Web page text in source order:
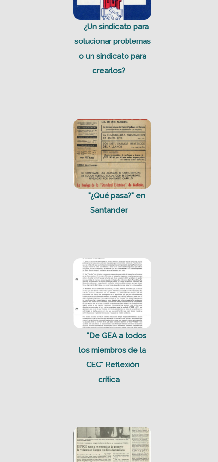
¿Un sindicato para
solucionar problemas
o un sindicato para
crearlos?
"¿Qué pasa?" en
Santander
"De GEA a todos
los miembros de la
CEC" Reflexión
crítica